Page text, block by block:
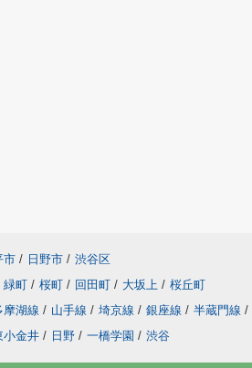
市 / 日野市 / 渋谷区
緑町 / 桜町 / 回田町 / 大坂上 / 桜丘町
摩湖線 / 山手線 / 埼京線 / 銀座線 / 半蔵門線 /
小金井 / 日野 / 一橋学園 / 渋谷